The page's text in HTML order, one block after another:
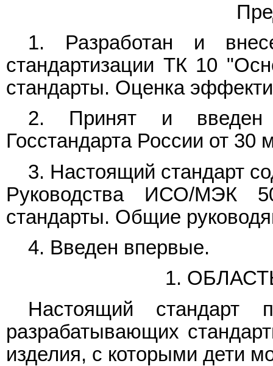
1. Разработан и
стандартизации ТК 10
стандарты. Оценка
2. Принят и
Госстандарта России от 30
3. Настоящий стандарт
Руководства ИСО/МЭК
стандарты. Общие
4. Введен впервые.
1.
Настоящий стандарт
разрабатывающих
изделия, с которыми дети